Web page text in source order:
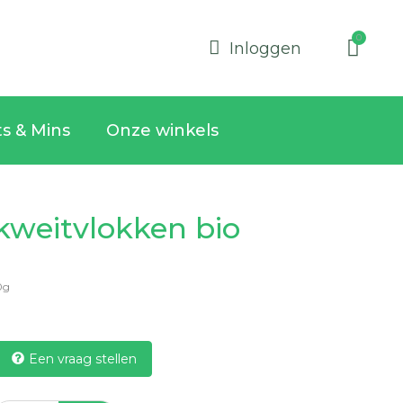
Inloggen
& Mins Onze winkels
bio
Een vraag stellen